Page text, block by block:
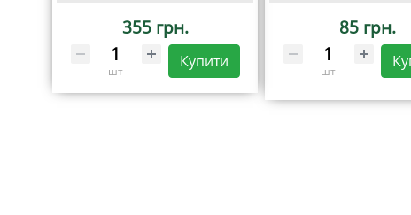
355 грн.
шт
Купити
85 грн.
шт